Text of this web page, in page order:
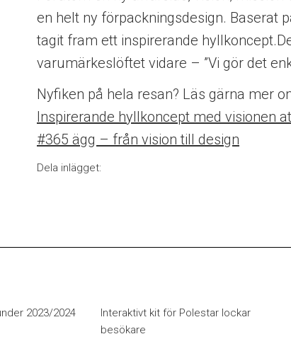
en helt ny förpackningsdesign. Baserat
tagit fram ett inspirerande
varumärkeslöftet vidare – ”Vi gör det
Nyfiken på hela resan? Läs gärna mer
Inspirerande hyllkoncept med visionen
#365 ägg – från vision till design
Dela inlägget:
2023/2024
Interaktivt kit för Polestar lockar
besökare